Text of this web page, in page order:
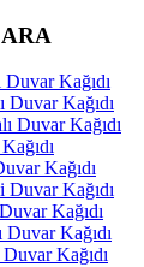
Kağıdı
Duvar Kağıdı
Duvar Kağıdı
Kağıdı
Kağıdı
Kağıdı
Kağıdı
Kağıdı